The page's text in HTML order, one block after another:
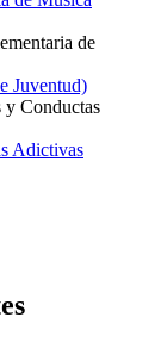
Juventud)
Adictivas